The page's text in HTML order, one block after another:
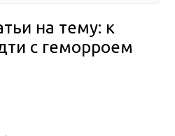
на тему: к
с геморроем